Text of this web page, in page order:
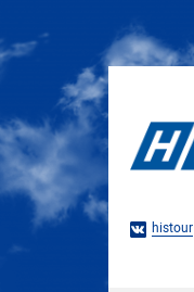
histour